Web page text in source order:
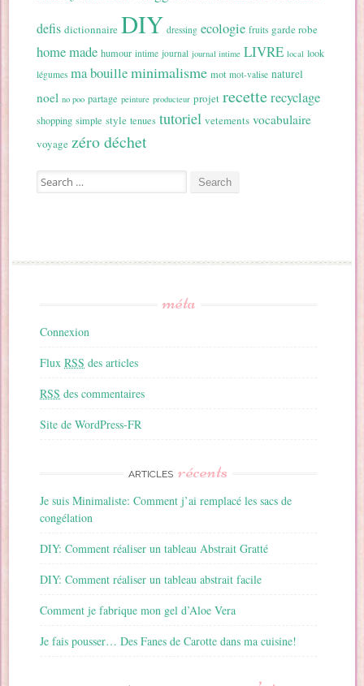
defis dictionnaire DIY dressing ecologie fruits garde robe
home made humour intime journal journal intime LIVRE local look
légumes ma bouilleminimalisme mot mot-valise naturel
noel no poo partage peinture producteur projet recetterecyclage
shopping simple style tenues tutoriel vetements vocabulaire
voyage zéro déchet
Search for:
méta
Connexion
FluxRSS des articles
RSS des commentaires
Site de WordPress-FR
ARTICLES récents
Je suis Minimaliste: Comment j’ai remplacé les sacs de
congélation
DIY: Comment réaliser un tableau Abstrait Gratté
DIY: Comment réaliser un tableau abstrait facile
Comment je fabrique mon gel d’Aloe Vera
Je fais pousser… Des Fanes de Carotte dans ma cuisine!